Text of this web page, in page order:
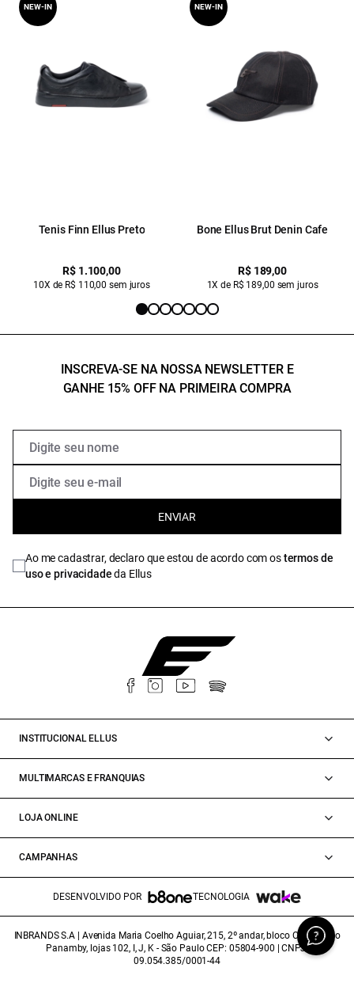
Tenis Finn Ellus Preto
R$ 1.100,00
10X de R$ 110,00 sem juros
NEW-IN
Bone Ellus Brut Denin Cafe
R$ 189,00
1X de R$ 189,00 sem juros
NEW-IN
INSCREVA-SE NA NOSSA NEWSLETTER E
GANHE 15% OFF NA PRIMEIRA COMPRA
ENVIAR
Ao me cadastrar, declaro que estou de acordo com ostermos de
uso e privacidadeda Ellus
INSTITUCIONAL ELLUS
MULTIMARCAS E FRANQUIAS
LOJA ONLINE
CAMPANHAS
DESENVOLVIDO POR TECNOLOGIA
INBRANDS S.A | Avenida Maria Coelho Aguiar, 215, 2º andar, bloco C/E/G, Piso
Panamby, lojas 102, I, J, K - São Paulo CEP: 05804-900 | CNPJ:
09.054.385/0001-44